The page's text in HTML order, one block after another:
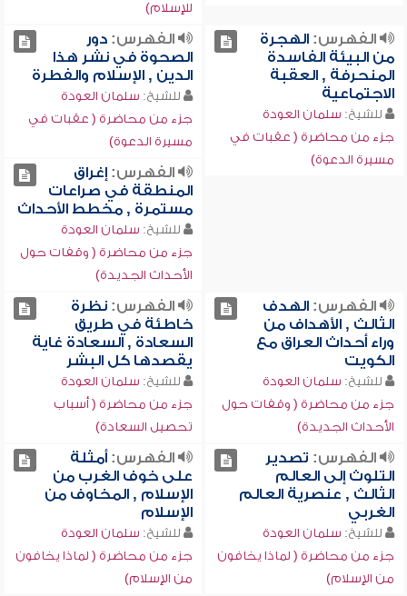
للإسلام)
الفهرس:الهجرة
من البيئة الفاسدة
المنحرفة , العقبة
الاجتماعية
للشيخ: سلمان العودة
جزء من محاضرة ( عقبات في
مسيرة الدعوة)
الفهرس:دور
الصحوة في نشر هذا
الدين , الإسلام والفطرة
للشيخ: سلمان العودة
جزء من محاضرة ( عقبات في
مسيرة الدعوة)
الفهرس:إغراق
المنطقة في صراعات
مستمرة , مخطط الأحداث
للشيخ: سلمان العودة
جزء من محاضرة ( وقفات حول
الأحداث الجديدة)
الفهرس:الهدف
الثالث , الأهداف من
وراء أحداث العراق مع
الكويت
للشيخ: سلمان العودة
جزء من محاضرة ( وقفات حول
الأحداث الجديدة)
الفهرس:نظرة
خاطئة في طريق
السعادة , السعادة غاية
يقصدها كل البشر
للشيخ: سلمان العودة
جزء من محاضرة ( أسباب
تحصيل السعادة)
الفهرس: تصدير
التلوث إلى العالم
الثالث , عنصرية العالم
الغربي
للشيخ: سلمان العودة
جزء من محاضرة ( لماذا يخافون
من الإسلام)
الفهرس:أمثلة
على خوف الغرب من
الإسلام , المخاوف من
الإسلام
للشيخ: سلمان العودة
جزء من محاضرة ( لماذا يخافون
من الإسلام)